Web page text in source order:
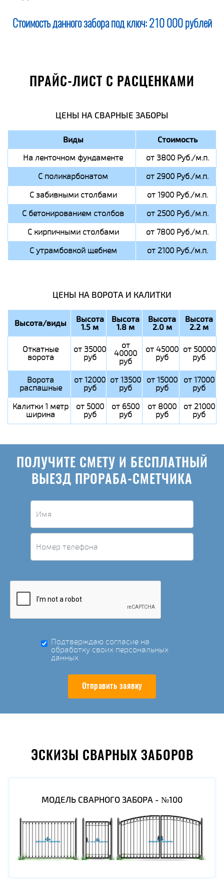
Стоимость данного забора под ключ: 210 000 рублей
ПРАЙС-ЛИСТ С РАСЦЕНКАМИ
ЦЕНЫ НА СВАРНЫЕ ЗАБОРЫ
Виды Стоимость
На ленточном фундаменте
от 3800 Руб./м.п.
С поликарбонатом
от 2900 Руб./м.п.
С забивными столбами
от 1900 Руб./м.п.
С бетонированием столбов
от 2500 Руб./м.п.
С кирпичными столбами
от 7800 Руб./м.п.
С утрамбовкой щебнем
от 2100 Руб./м.п.
ЦЕНЫ НА ВОРОТА И КАЛИТКИ
Высота/виды Высота
1.5 м
Высота
1.8 м
Высота
2.0 м
Высота
2.2 м
Откатные
ворота
от 35000
руб
от
40000
руб
от 45000
руб
от 50000
руб
Ворота
распашные
от 12000
руб
от 13500
руб
от 15000
руб
от 17000
руб
Калитки 1 метр
ширина
от 5000
руб
от 6500
руб
от 8000
руб
от 21000
руб
ПОЛУЧИТЕ СМЕТУ И БЕСПЛАТНЫЙ
ВЫЕЗД ПРОРАБА-СМЕТЧИКА
Подтверждаю согласие на
обработку своих персональных
данных
Отправить заявку
ЭСКИЗЫ СВАРНЫХ ЗАБОРОВ
МОДЕЛЬ СВАРНОГО ЗАБОРА - №100